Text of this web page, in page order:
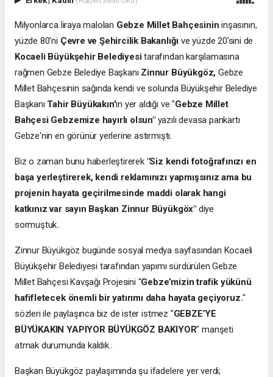
Milyonlarca liraya malolan Gebze Millet Bahçesinin inşasının,
yüzde 80'ni Çevre ve Şehircilik Bakanlığı ve yüzde 20'sini de
Kocaeli Büyükşehir Belediyesitarafından karşılamasına
rağmen Gebze Belediye Başkanı Zinnur Büyükgöz, Gebze
Millet Bahçesinin sağında kendi ve solunda Büyükşehir Belediye
Başkanı Tahir Büyükakın'ın yer aldığı ve "Gebze Millet
Bahçesi Gebzemize hayırlı olsun"yazılı devasa pankartı
Gebze'nin en görünür yerlerine astırmıştı.
Biz o zaman bunu haberleştirerek "Siz kendi fotoğrafınızı en
başa yerleştirerek, kendi reklamınızı yapmışsınız ama bu
projenin hayata geçirilmesinde maddi olarak hangi
katkınız var sayın Başkan Zinnur Büyükgöx" diye
sormuştuk..
Zinnur Büyükgöz bugünde sosyal medya sayfasından Kocaeli
Büyükşehir Belediyesi tarafından yapımı sürdürülen Gebze
Millet Bahçesi Kavşağı Projesini "Gebze’mizin trafik yükünü
hafifletecek önemli bir yatırımı daha hayata geçiyoruz."
sözleri ile paylaşınca biz de ister istmez "GEBZE’YE
BÜYÜKAKIN YAPIYOR BÜYÜKGÖZ BAKIYOR" manşeti
atmak durumunda kaldık..
Başkan Büyükgöz paylaşımında şu ifadelere yer verdi;